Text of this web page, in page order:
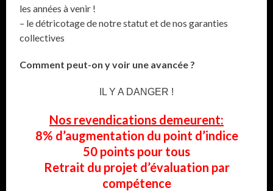
les années à venir !
– le détricotage de notre statut et de nos garanties
collectives
Comment peut-on y voir une avancée ?
IL Y A DANGER !
Nos revendications demeurent:
8% d’augmentation du point d’indice
50 points pour tous
Retrait du projet d’évaluation par
compétence